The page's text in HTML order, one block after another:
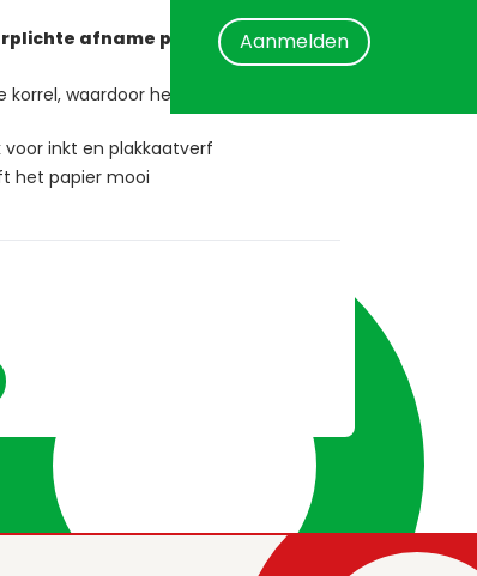
Aanmelden
afname per 5 stuks
waardoor het papier niet te glad
inkt en plakkaatverf
het papier mooi